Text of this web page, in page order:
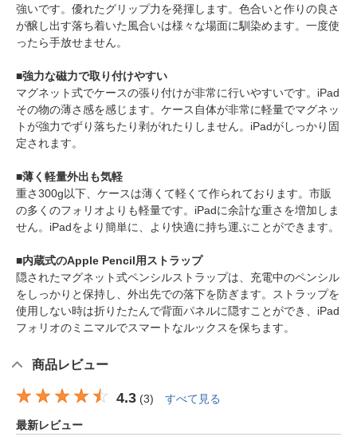
強いです。優れたグリップ力を発揮します。色合いと作りの良さ
が醸し出す落ち着いた風合いは様々な場面に馴染めます。一度使
ったら手放せません。
■強力な磁力で取り付けやすい
マグネット式でケースの張り付けが非常に行いやすいです。iPad
その物の薄さ感を感じます。ケース自体が非常に軽量でマグネッ
トが強力でずり落ちたり剥がれたりしません。iPadがしっかり固
定されます。
■薄く軽量外出も気軽
重さ300g以下、ケースは薄くて軽くて作られております。市販
の多くのフォリオよりも軽量です。iPadに余計な重さを増加しま
せん。iPadをより簡単に、より快適に持ち運ぶことができます。
■内蔵式のApple Pencil用ストラップ
隠されたマグネット式ペンシルストラップは、充電中のペンシル
をしっかりと保持し、外出先での落下を防ぎます。ストラップを
使用しない時は折りたたんで背面パネルに隠すことができ、iPad
フォリオのミニマルでスマートなルックスを保ちます。
商品レビュー
4.3 (3) すべて見る
最新レビュー